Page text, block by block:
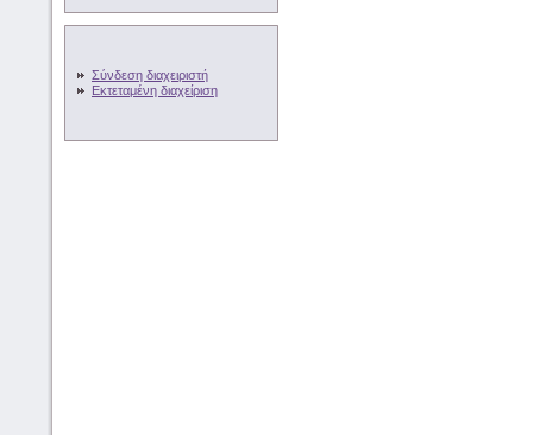
Σύνδεση διαχειριστή
Εκτεταμένη διαχείριση